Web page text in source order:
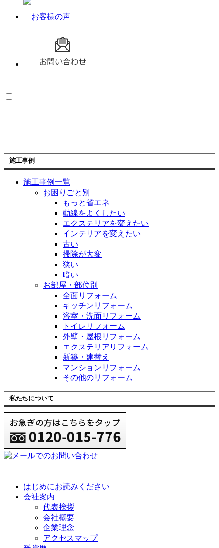
施工事例
施工事例一覧
お困りごと別
もっと省エネ
動線をよくしたい
エクステリアを変えたい
インテリアを変えたい
古い
掃除が大変
狭い
暗い
お部屋・部位別
全面リフォーム
キッチンリフォーム
浴室・洗面リフォーム
トイレリフォーム
外壁・屋根リフォーム
エクステリアリフォーム
新築・建替え
マンションリフォーム
その他のリフォーム
私たちについて
はじめにお読みください
会社案内
代表挨拶
会社概要
企業理念
アクセスマップ